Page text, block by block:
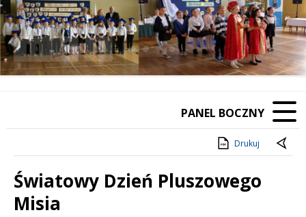
Poprzedni Element
Następny Element
❚❚
PANEL BOCZNY
Drukuj
Światowy Dzień Pluszowego
Misia